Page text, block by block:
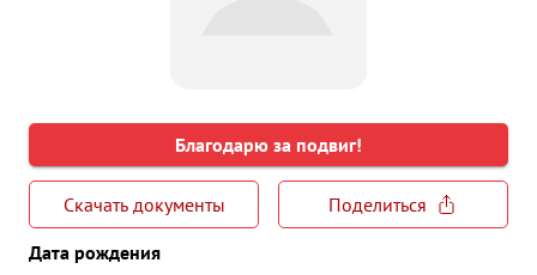
Благодарю за подвиг!
Скачать документы
Поделиться
Дата рождения